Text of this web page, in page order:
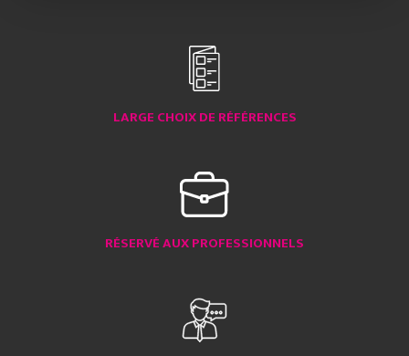
LARGE CHOIX DE RÉFÉRENCES
RÉSERVÉ AUX PROFESSIONNELS